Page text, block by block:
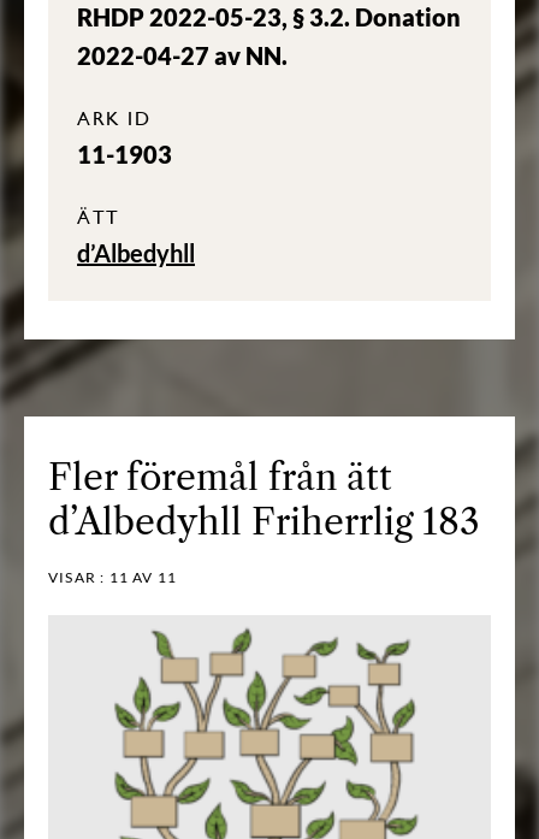
RHDP 2022-05-23, § 3.2. Donation
2022-04-27 av NN.
ARK ID
11-1903
ÄTT
d’Albedyhll
Fler föremål från ätt
d’Albedyhll Friherrlig 183
VISAR : 11 AV 11